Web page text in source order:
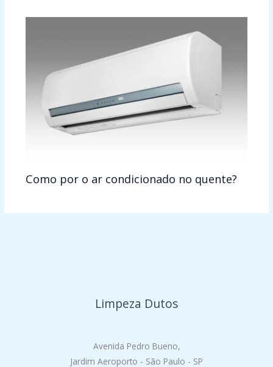
Como por o ar condicionado no quente?
Limpeza Dutos
Avenida Pedro Bueno,
Jardim Aeroporto - São Paulo - SP